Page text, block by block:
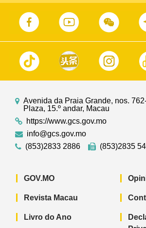
Avenida da Praia Grande, nos.
Plaza, 15.º andar, Macau
https://www.gcs.gov.mo
info@gcs.gov.mo
(853)2833 2886
(853)2835
GOV.MO
Revista Macau
Livro do Ano